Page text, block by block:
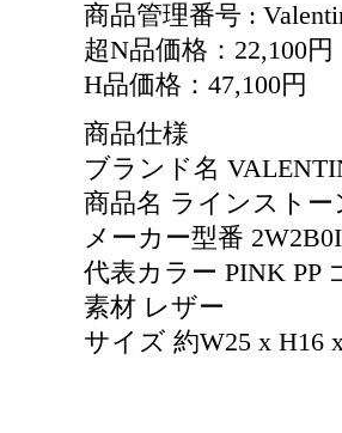
商品管理番号 :
超N品価格：22,100円
H品価格：47,100円
商品仕様
ブランド名
商品名 ラインスト
メーカー型番
代表カラー PINK PP
素材 レザー
サイズ 約W25 x H16